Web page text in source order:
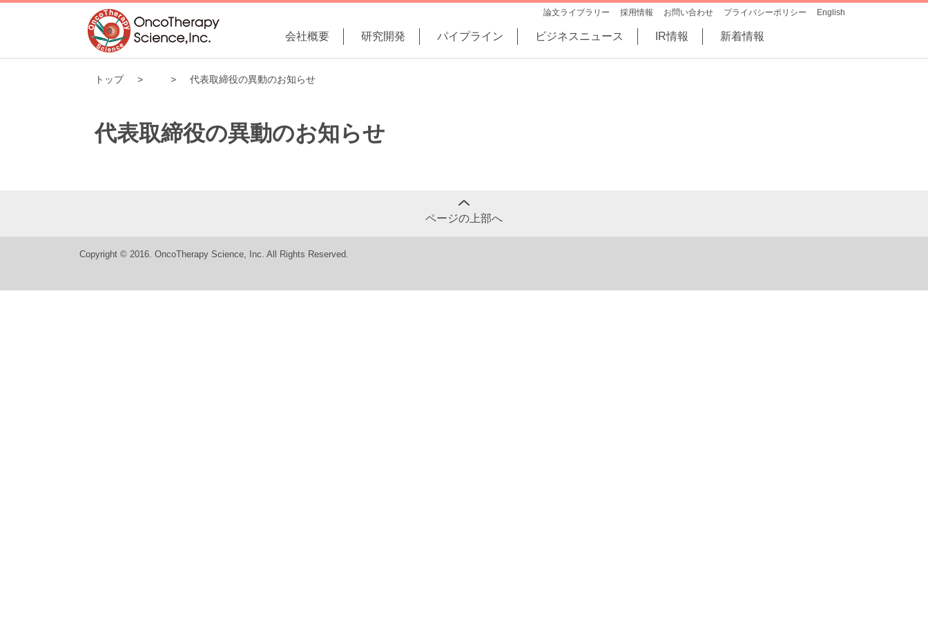
論文ライブラリー 採用情報 お問い合わせ プライバシーポリシー English
会社概要 研究開発 パイプライン ビジネスニュース IR情報 新着情報
トップ 代表取締役の異動のお知らせ
代表取締役の異動のお知らせ
ページの上部へ
Copyright © 2016. OncoTherapy Science, Inc. All Rights Reserved.